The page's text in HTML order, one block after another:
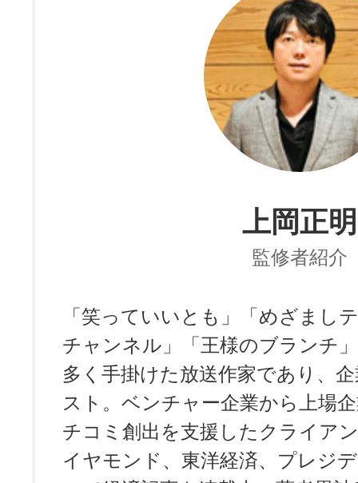
上岡正明
監修者紹介
「笑っていいとも」「めざまし
チャンネル」「王様のブランチ
多く手掛けた放送作家であり、
スト。ベンチャー企業から上場
チコミ創出を支援したクライア
イヤモンド、東洋経済、プレジ